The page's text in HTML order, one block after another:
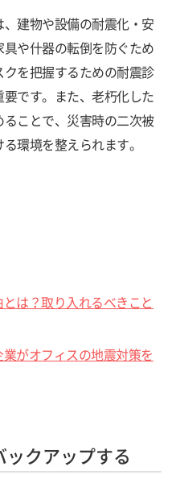
建物や設備の耐震化・安
や什器の転倒を防ぐため
を把握するための耐震診
です。また、老朽化した
ことで、災害時の二次被
環境を整えられます。
は？取り入れるべきこと
業がオフィスの地震対策を
クアップする